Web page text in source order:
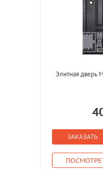
Элитная дверь
ЗАКАЗАТЬ